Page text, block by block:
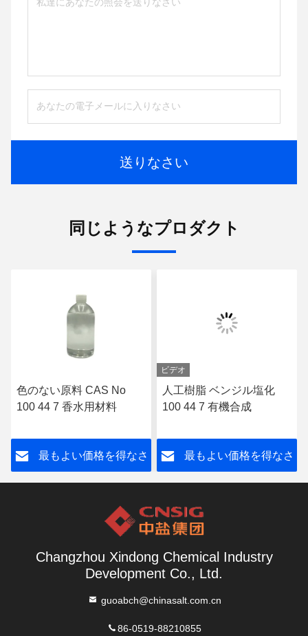
送りなさい
同じようなプロダクト
色のない原料 CAS No
100 44 7 香水用材料
最もよい価格を得なさ
ビデオ
人工樹脂 ベンジル塩化
100 44 7 有機合成
最もよい価格を得なさ
Changzhou Xindong Chemical Industry
Development Co., Ltd.
guoabch@chinasalt.com.cn
86-0519-88210855